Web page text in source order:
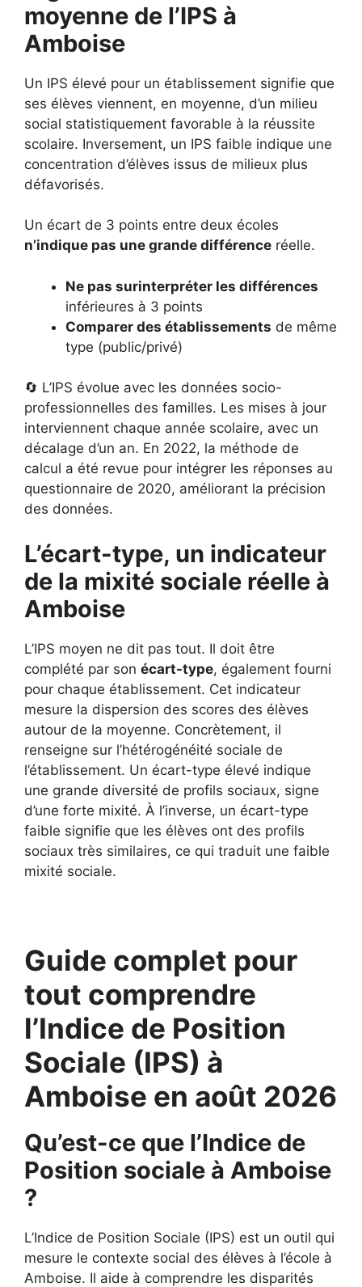
moyenne de l’IPS à
Amboise
Un IPS élevé pour un établissement signifie que
ses élèves viennent, en moyenne, d’un milieu
social statistiquement favorable à la réussite
scolaire. Inversement, un IPS faible indique une
concentration d’élèves issus de milieux plus
défavorisés.
Un écart de 3 points entre deux écoles
n’indique pas une grande différence réelle.
Ne pas surinterpréter les différences
inférieures à 3 points
Comparer des établissements de même
type (public/privé)
🔄 L’IPS évolue avec les données socio-
professionnelles des familles. Les mises à jour
interviennent chaque année scolaire, avec un
décalage d’un an. En 2022, la méthode de
calcul a été revue pour intégrer les réponses au
questionnaire de 2020, améliorant la précision
des données.
L’écart-type, un indicateur
de la mixité sociale réelle à
Amboise
L’IPS moyen ne dit pas tout. Il doit être
complété par son écart-type, également fourni
pour chaque établissement. Cet indicateur
mesure la dispersion des scores des élèves
autour de la moyenne. Concrètement, il
renseigne sur l’hétérogénéité sociale de
l’établissement. Un écart-type élevé indique
une grande diversité de profils sociaux, signe
d’une forte mixité. À l’inverse, un écart-type
faible signifie que les élèves ont des profils
sociaux très similaires, ce qui traduit une faible
mixité sociale.
Guide complet pour
tout comprendre
l’Indice de Position
Sociale (IPS) à
Amboise en août 2026
Qu’est-ce que l’Indice de
Position sociale à Amboise
?
L’Indice de Position Sociale (IPS) est un outil qui
mesure le contexte social des élèves à l’école à
Amboise. Il aide à comprendre les disparités